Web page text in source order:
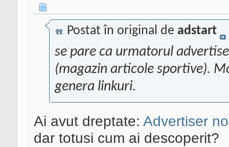
Postat în original de adstart
se pare ca urmatorul
(magazin articole sportive).
genera linkuri.
Ai avut dreptate: Advertiser
dar totusi cum ai descoperit?